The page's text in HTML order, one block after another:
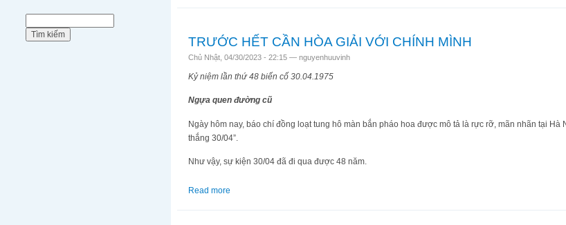
TRƯỚC HẾT CẦN HÒA GIẢI VỚI CHÍNH MÌNH
Chủ Nhật, 04/30/2023 - 22:15 — nguyenhuuvinh
Kỷ niệm lần thứ 48 biến cố 30.04.1975
Ngựa quen đường cũ
Ngày hôm nay, báo chí đồng loạt tung hô màn bắn pháo hoa được mô tả là rực rỡ, mãn nhãn tại Hà
thắng 30/04”.
Như vậy, sự kiện 30/04 đã đi qua được 48 năm.
Read more